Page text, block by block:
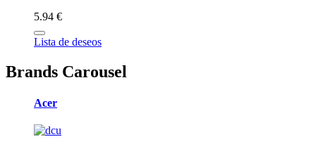
5.94 €
Lista de deseos
Brands Carousel
Acer